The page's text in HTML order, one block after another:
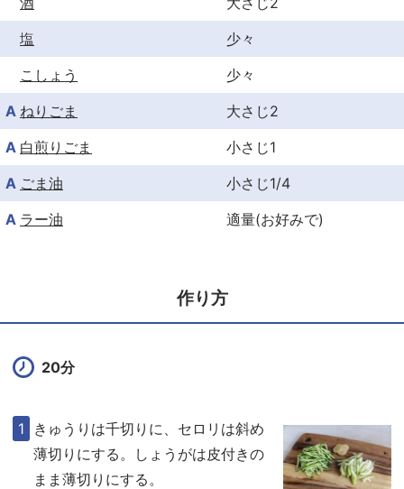
塩
少々
こしょう
少々
A ねりごま
大さじ2
A 白煎りごま
小さじ1
A ごま油
小さじ1/4
A ラー油 適量(お好みで)
作り方
20分
きゅうりは千切りに、セロリは斜め
薄切りにする。しょうがは皮付きの
まま薄切りにする。